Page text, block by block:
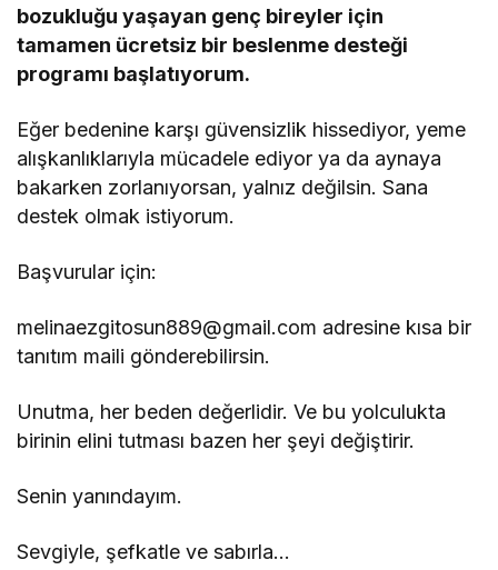
bozukluğu yaşayan genç bireyler için
tamamen ücretsiz bir beslenme desteği
programı başlatıyorum.
Eğer bedenine karşı güvensizlik hissediyor, yeme
alışkanlıklarıyla mücadele ediyor ya da aynaya
bakarken zorlanıyorsan, yalnız değilsin. Sana
destek olmak istiyorum.
Başvurular için:
melinaezgitosun889@gmail.com adresine kısa bir
tanıtım maili gönderebilirsin.
Unutma, her beden değerlidir. Ve bu yolculukta
birinin elini tutması bazen her şeyi değiştirir.
Senin yanındayım.
Sevgiyle, şefkatle ve sabırla…